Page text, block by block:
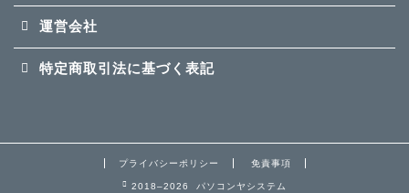
運営会社
特定商取引法に基づく表記
プライバシーポリシー 免責事項
2018–2026 パソコンヤシステム